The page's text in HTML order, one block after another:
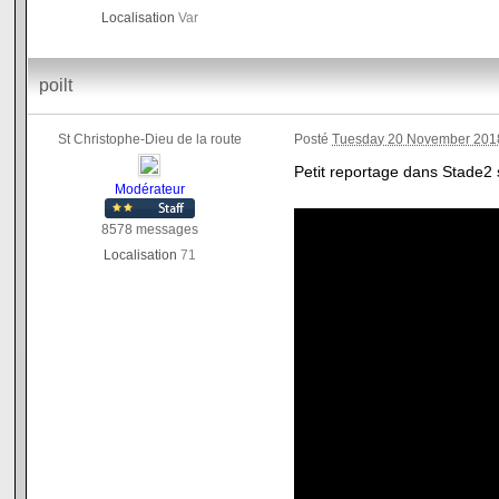
Localisation Var
poilt
St Christophe-Dieu de la route
Modérateur
8578 messages
Localisation 71
PostéTuesday 20 November
Petit reportage dans Stade2